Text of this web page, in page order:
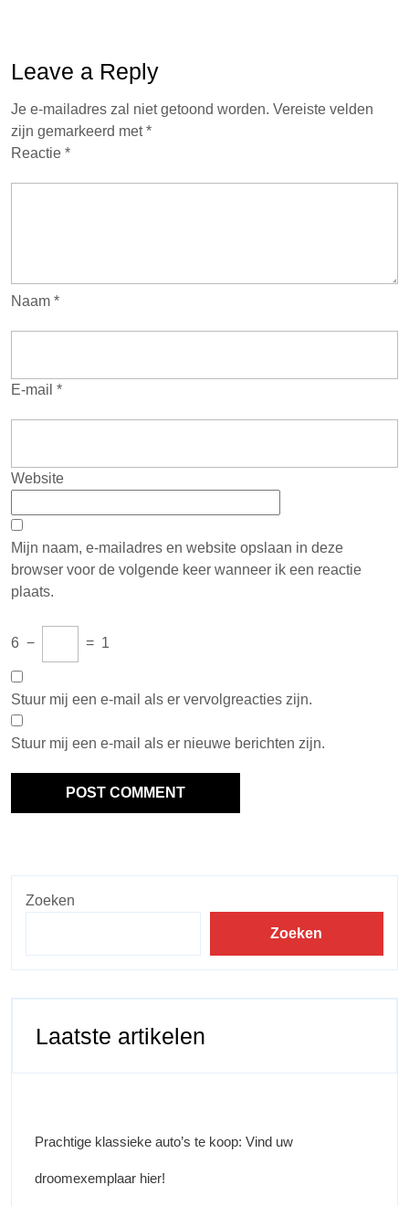
Leave a Reply
Je e-mailadres zal niet getoond worden. Vereiste velden
zijn gemarkeerd met*
Reactie *
Naam *
E-mail *
Website
Mijn naam, e-mailadres en website opslaan in deze
browser voor de volgende keer wanneer ik een reactie
plaats.
6 − = 1
Stuur mij een e-mail als er vervolgreacties zijn.
Stuur mij een e-mail als er nieuwe berichten zijn.
Zoeken
Zoeken
Laatste artikelen
Prachtige klassieke auto’s te koop: Vind uw
droomexemplaar hier!